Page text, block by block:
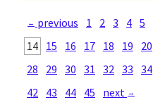
← previous 1 2 3 4 5
14 15 16 17 18 19 20
28
29 30 31 32 33 34
42 43 44 45 next →